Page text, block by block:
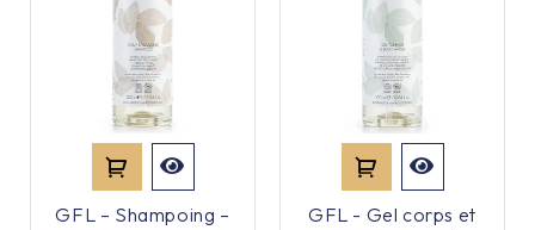
GFL – Shampoing –
GFL - Gel corps et